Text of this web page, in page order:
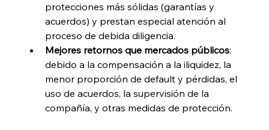
protecciones más sólidas (garantías y
acuerdos) y prestan especial atención al
proceso de debida diligencia.
Mejores retornos que mercados públicos:
debido a la compensación a la iliquidez, la
menor proporción de default y pérdidas, el
uso de acuerdos, la supervisión de la
compañía, y otras medidas de protección.